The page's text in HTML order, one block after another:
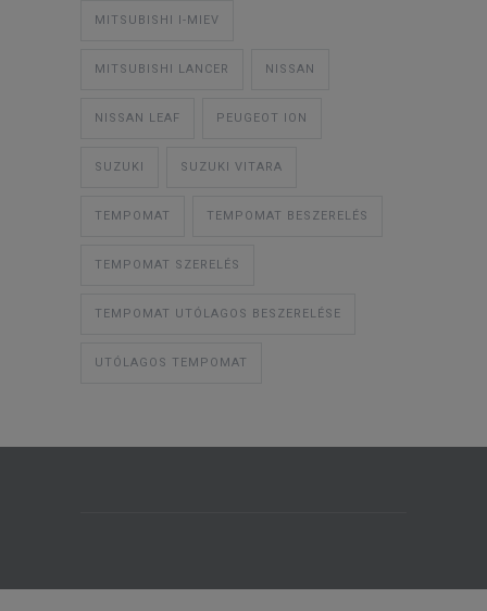
MITSUBISHI I-MIEV
MITSUBISHI LANCER NISSAN
NISSAN LEAF PEUGEOT ION
SUZUKI SUZUKI VITARA
TEMPOMAT TEMPOMAT BESZERELÉS
TEMPOMAT SZERELÉS
TEMPOMAT UTÓLAGOS BESZERELÉSE
UTÓLAGOS TEMPOMAT